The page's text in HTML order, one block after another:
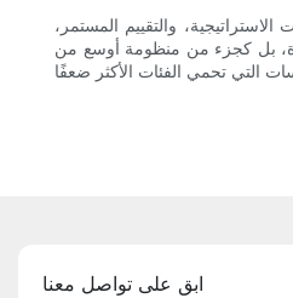
والتقييم المستمر،
بل كجزء من منظومة أوسع من
ابق على تواصل معنا